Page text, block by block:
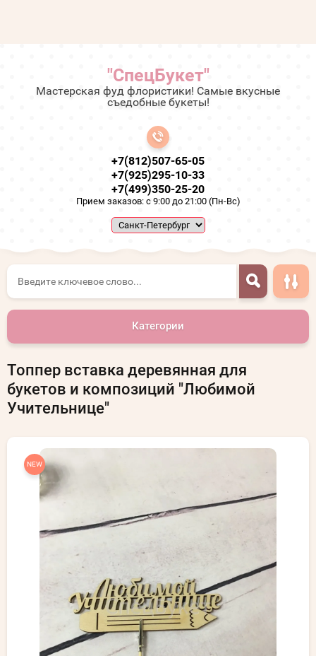
"СпецБукет"
Мастерская фуд флористики! Самые вкусные
съедобные букеты!
+7(812)507-65-05
+7(925)295-10-33
+7(499)350-25-20
Прием заказов: с 9:00 до 21:00 (Пн-Вс)
Категории
Топпер вставка деревянная для
букетов и композиций "Любимой
Учительнице"
NEW